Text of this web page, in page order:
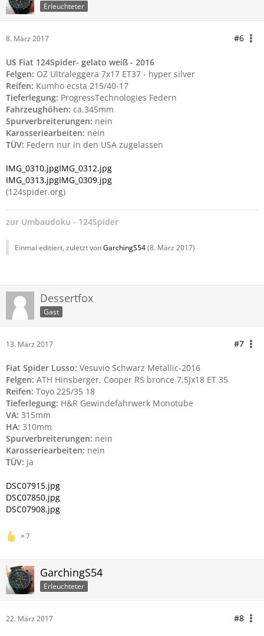
Erleuchteter
8. März 2017 #6
US Fiat 124Spider- gelato weiß - 2016
Felgen: OZ Ultraleggera 7x17 ET37 - hyper silver
Reifen: Kumho ecsta 215/40-17
Tieferlegung: ProgressTechnologies Federn
Fahrzeughöhen: ca.345mm
Spurverbreiterungen: nein
Karosseriearbeiten: nein
TÜV: Federn nur in den USA zugelassen
IMG_0310.jpgIMG_0312.jpg
IMG_0313.jpgIMG_0309.jpg
(124spider.org)
zur Umbaudoku - 124Spider
Einmal editiert, zuletzt vonGarchingS54(8. März 2017)
Dessertfox
Gast
13. März 2017 #7
Fiat Spider Lusso: Vesuvio Schwarz Metallic-2016
Felgen: ATH Hinsberger, Cooper RS bronce 7,5Jx18 ET 35
Reifen: Toyo 225/35 18
Tieferlegung: H&R Gewindefahrwerk Monotube
VA: 315mm
HA: 310mm
Spurverbreiterungen: nein
Karosseriearbeiten: nein
TÜV: ja
DSC07915.jpg
DSC07850.jpg
DSC07908.jpg
7
GarchingS54
Erleuchteter
22. März 2017 #8